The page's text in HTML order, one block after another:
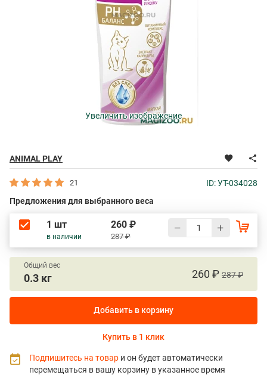
ANIMAL PLAY
Увеличить изображение
21
ID: УТ-034028
Предложения для выбранного веса
1 шт
в наличии
260 ₽
287 ₽
Общий вес
0.3 кг 260 ₽ 287 ₽
Добавить в корзину
Купить в 1 клик
Подпишитесь на товар и он будет автоматически
перемещаться в вашу корзину в указанное время